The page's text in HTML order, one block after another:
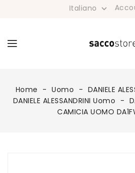
Italiano 
Home Uomo DANIELE
DANIELE ALESSANDRINI Uomo
CAMICIA UOMO